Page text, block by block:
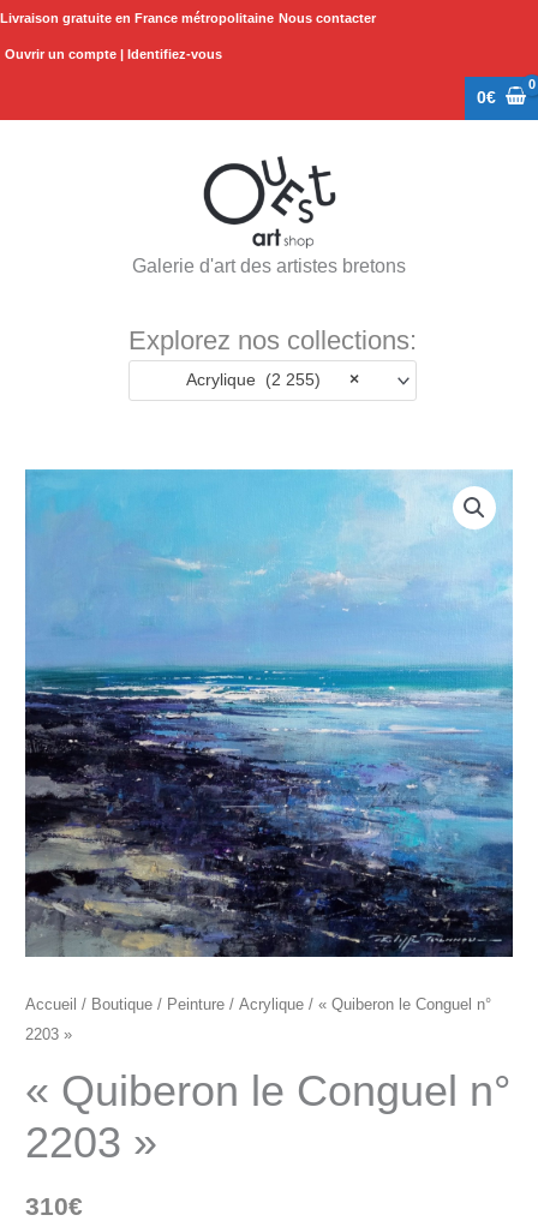
Aller
Livraison gratuite en France métropolitaine Nous contacter
Ouvrir un compte | Identifiez-vous
0€
Galerie d'art des artistes bretons
Explorez nos collections:
×
Acrylique (2 255)
Accueil / Boutique / Peinture /Acrylique / « Quiberon le Conguel n°
2203 »
« Quiberon le Conguel n°
2203 »
310€
2203"